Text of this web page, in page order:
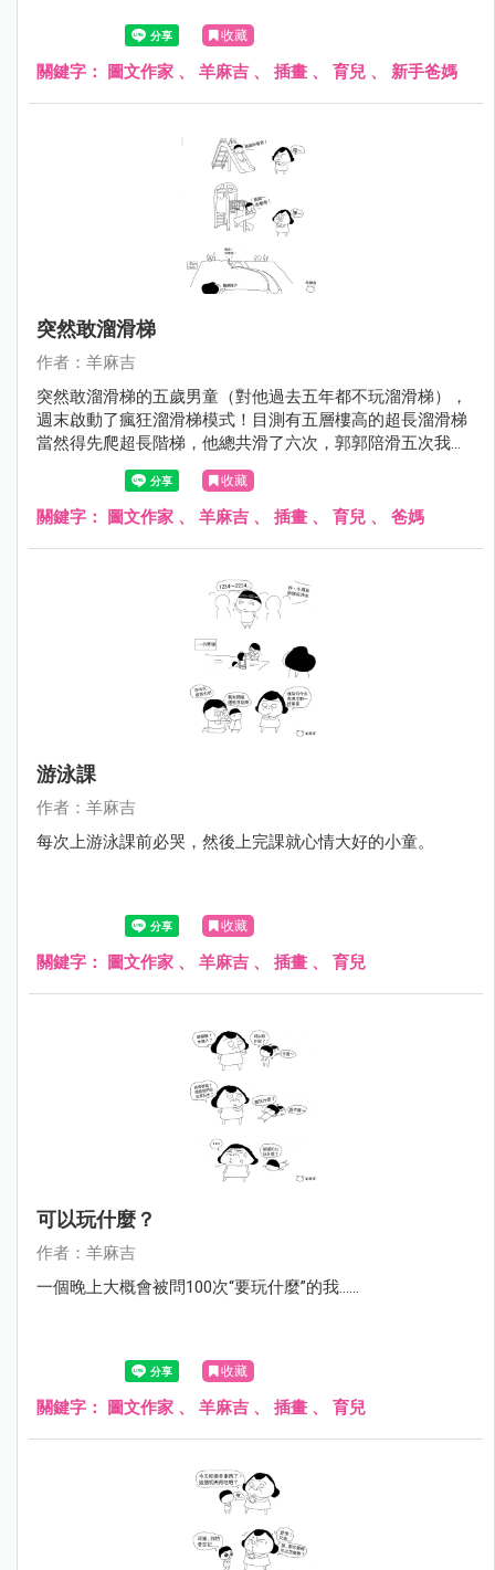
收藏
關鍵字： 圖文作家 、 羊麻吉 、 插畫 、 育兒 、 新手爸媽
突然敢溜滑梯
作者：羊麻吉
突然敢溜滑梯的五歲男童（對他過去五年都不玩溜滑梯），
週末啟動了瘋狂溜滑梯模式！目測有五層樓高的超長溜滑梯
當然得先爬超長階梯，他總共滑了六次，郭郭陪滑五次我一
收藏
關鍵字： 圖文作家 、 羊麻吉 、 插畫 、 育兒 、 爸媽
游泳課
作者：羊麻吉
每次上游泳課前必哭，然後上完課就心情大好的小童。
收藏
關鍵字： 圖文作家 、 羊麻吉 、 插畫 、 育兒
可以玩什麼？
作者：羊麻吉
一個晚上大概會被問100次“要玩什麼”的我……
收藏
關鍵字： 圖文作家 、 羊麻吉 、 插畫 、 育兒